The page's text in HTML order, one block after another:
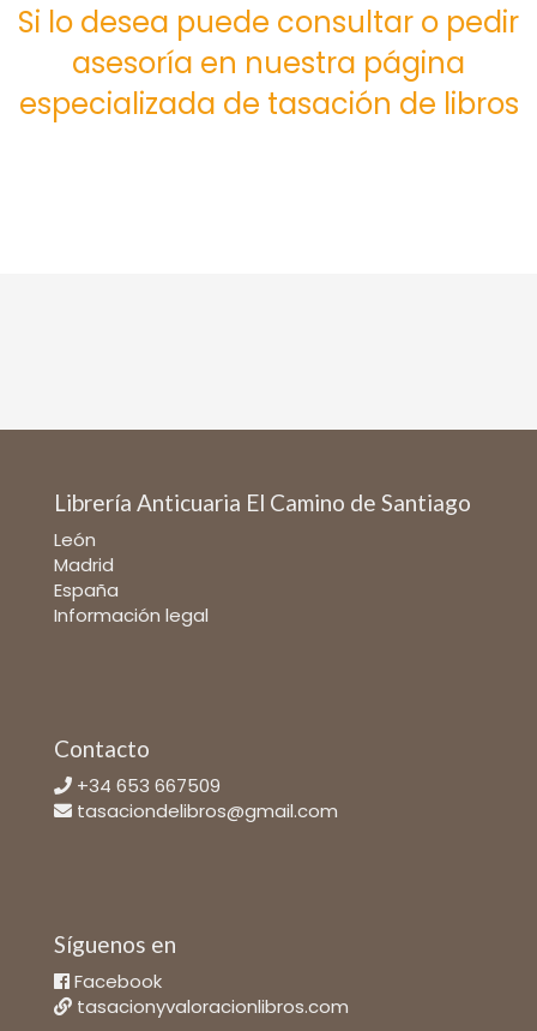
Si lo desea puede consultar o pedir
asesoría en nuestra página
especializada de tasación de libros
Librería Anticuaria El Camino de Santiago
León
Madrid
España
Información legal
Contacto
+34 653 667509
tasaciondelibros@gmail.com
Síguenos en
Facebook
tasacionyvaloracionlibros.com